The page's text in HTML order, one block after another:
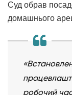
Суд обрав
домашнього
робочий